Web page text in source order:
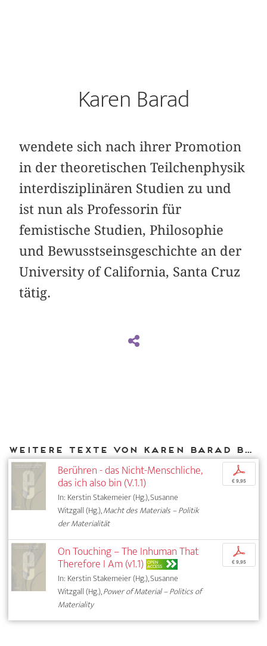
Karen Barad
wendete sich nach ihrer Promotion
in der theoretischen Teilchenphysik
interdisziplinären Studien zu und
ist nun als Professorin für
femistische Studien, Philosophie
und Bewusstseinsgeschichte an der
University of California, Santa Cruz
tätig.
Weitere Texte von Karen Barad bei DIAPHANES
Berühren - das Nicht-Menschliche,
das ich also bin (V.1.1)
In: Kerstin Stakemeier (Hg.), Susanne
Witzgall (Hg.),Macht des Materials – Politik
der Materialität
p
€ 9,95
On Touching – The Inhuman That
Therefore I Am (v1.1) OPEN
ACCESS
In: Kerstin Stakemeier (Hg.), Susanne
Witzgall (Hg.),Power of Material – Politics of
Materiality
p
€ 9,95